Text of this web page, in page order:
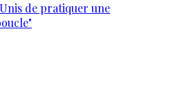
de pratiquer une